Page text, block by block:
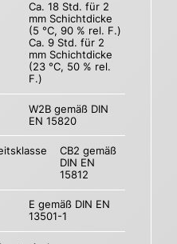
Ca. 18 Std. für 2
mm Schichtdicke
(5 °C, 90 % rel. F.)
Ca. 9 Std. für 2
mm Schichtdicke
(23 °C, 50 % rel.
F.)
W2B gemäß DIN
EN 15820
CB2 gemäß
DIN EN
15812
E gemäß DIN EN
13501-1